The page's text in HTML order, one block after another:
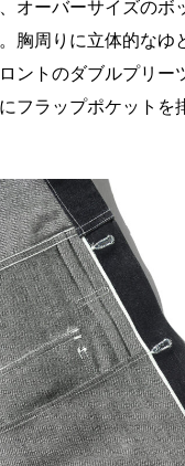
オーバーサイズのボ
胸周りに立体的なゆ
ントのダブルプリー
フラップポケットを